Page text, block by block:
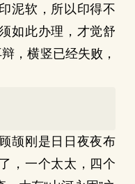
泥软，所以印得不
如此办理，才觉舒
，横竖已经失败，
刚是日日夜夜布
，一个太太，四个